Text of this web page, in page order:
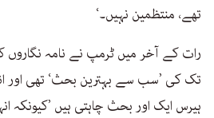
تھے، منتظمین نہیں۔‘
رات کے آخر میں ٹرمپ نے نامہ نگاروں
تک کی ’سب سے بہترین بحث‘ تھی اور
ہیرس ایک اور بحث چاہتی ہیں ’کیونکہ